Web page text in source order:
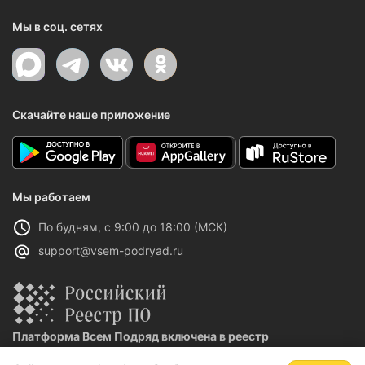
Мы в соц. сетях
Скачайте наше приложение
Мы работаем
По будням, с 9:00 до 18:00 (МСК)
support@vsem-podryad.ru
Платформа Всем Подряд включена в реестр